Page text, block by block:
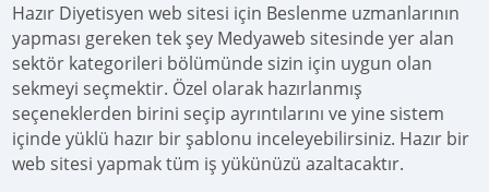
Hazır Diyetisyen web sitesi için Beslenme uzmanlarının
yapması gereken tek şey Medyaweb sitesinde yer alan
sektör kategorileri bölümünde sizin için uygun olan
sekmeyi seçmektir. Özel olarak hazırlanmış
seçeneklerden birini seçip ayrıntılarını ve yine sistem
içinde yüklü hazır bir şablonu inceleyebilirsiniz. Hazır bir
web sitesi yapmak tüm iş yükünüzü azaltacaktır.